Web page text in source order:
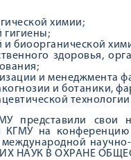
химии;
гигиены;
и биоорганической
здоровья,
и менеджмента
и ботаники,
представили свои
КГМУ на
НАУК В ОХРАНЕ